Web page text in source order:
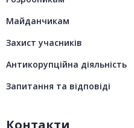
Майданчикам
Захист учасників
Антикорупційна діяльність
Запитання та відповіді
Контакти